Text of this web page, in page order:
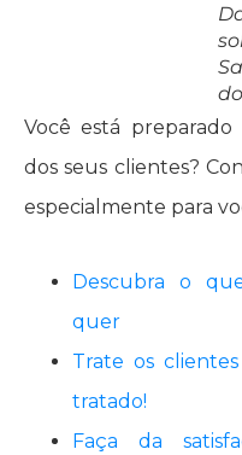
Você está
dos seus clientes?
especialmente para
Descubra o
quer
Trate os
tratado!
Faça da